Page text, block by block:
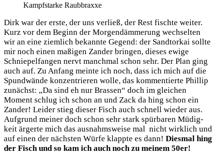
Kampf­star­ke Raubbraxxe
Dirk war der ers­te, der uns ver­ließ, der Rest fisch­te wei­ter.
Kurz vor dem Beginn der Mor­gen­däm­me­rung wech­sel­ten
wir an eine ziem­lich bekann­te Gegend: der Sand­tor­kai soll­te
mir noch einen maßi­gen Zan­der brin­gen, die­ses ewi­ge
Schnie­pel­fan­gen nervt manch­mal schon sehr. Der Plan ging
auch auf. Zu Anfang mein­te ich noch, dass ich mich auf die
Spund­wän­de kon­zen­trie­ren wol­le, das kom­men­tier­te Phil­lip
zunächst: „Da sind eh nur Bras­sen“ doch im glei­chen
Moment schlug ich schon an und Zack da hing schon ein
Zan­der! Lei­der stieg die­ser Fisch auch schnell wie­der aus.
Auf­grund mei­ner doch schon sehr stark spür­ba­ren Müdig­
keit ärger­te mich das aus­nahms­wei­se mal nicht wirk­lich und
auf einen der nächs­ten Wür­fe klapp­te es dann! Dies­mal hing
der Fisch und so kam ich auch noch zu mei­nem 50er!